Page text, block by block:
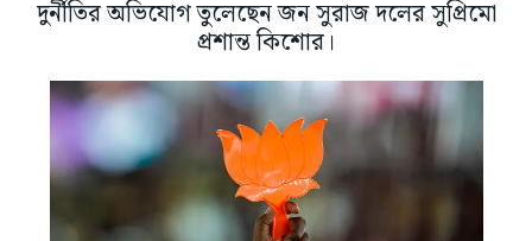
দুর্নীতির অভিযোগ তুলেছেন জন সুরাজ দলের সুপ্রিমো
প্রশান্ত কিশোর।